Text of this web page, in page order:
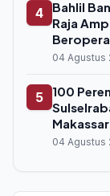
4
Bahlil
Raja
04 Agustus
5
100
Makassar
04 Agustus